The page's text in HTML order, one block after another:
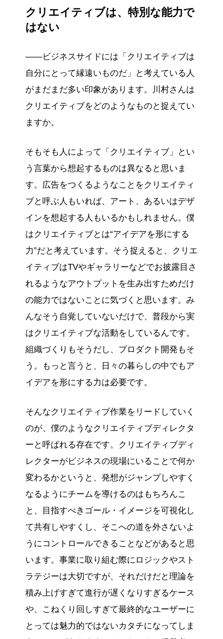
クリエイティブは、特別な能力で
はない
——ビジネスサイドには「クリエイティブは
自分にとって縁遠いものだ」と考えている人
がまだまだ多い印象があります。川村さんは
クリエイティブをどのようなものと捉えてい
ますか。
そもそも人によって「クリエイティブ」とい
う言葉から想起するものは異なると思いま
す。広告をつくるようなことをクリエイティ
ブと呼ぶ人もいれば、アート、あるいはデザ
インを想起する人もいるかもしれません。僕
はクリエイティブとは“アイデアを形にする
力”だと考えています。そう捉えると、クリエ
イティブはTVやギャラリーなどでお披露目さ
れるようなアウトプットを生み出すためだけ
の能力ではないことに気づくと思います。み
んなそう自覚していないだけで、普段から実
はクリエイティブな活動をしているんです。
組織づくりもそうだし、プロダクト開発もそ
う。もっと言うと、日々の暮らしの中でもア
イデアを形にする力は必要です。
そんなクリエイティブ作業をリードしていく
のが、僕のようなクリエイティブディレクタ
ーと呼ばれる存在です。クリエイティブディ
レクターがビジネスの現場にいることで何か
変わるかというと、発想がジャンプしやすく
なるようにチームを導けるのはもちろんこ
と、目指すべきゴール・イメージを可視化し
て共有しやすくし、そこへの道を外さないよ
うにコントロールできることなどがあると思
います。事業に取り組む際にロジックやスト
ラテジーは大切ですが、それだけだと理論を
積み上げすぎて進行が遅くなりすぎるケース
や、こねくり回しすぎて最終的なユーザーに
とっては魅力的ではないカタチになってしま